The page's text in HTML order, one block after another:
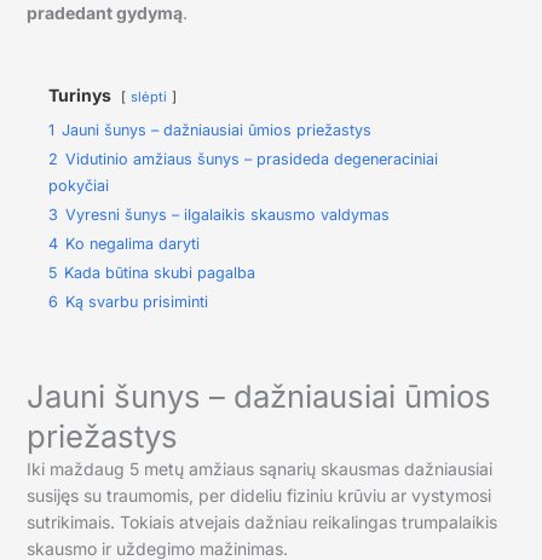
pradedant gydymą.
Turinys slėpti
1 Jauni šunys – dažniausiai ūmios priežastys
2 Vidutinio amžiaus šunys – prasideda degeneraciniai
pokyčiai
3 Vyresni šunys – ilgalaikis skausmo valdymas
4 Ko negalima daryti
5 Kada būtina skubi pagalba
6 Ką svarbu prisiminti
Jauni šunys – dažniausiai ūmios
priežastys
Iki maždaug 5 metų amžiaus sąnarių skausmas dažniausiai
susijęs su traumomis, per dideliu fiziniu krūviu ar vystymosi
sutrikimais. Tokiais atvejais dažniau reikalingas trumpalaikis
skausmo ir uždegimo mažinimas.